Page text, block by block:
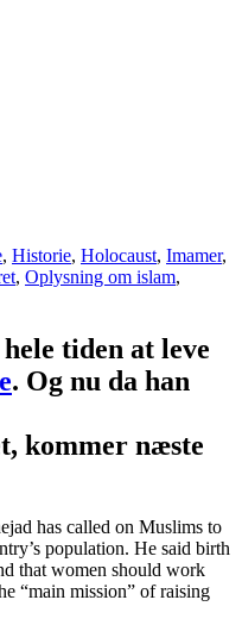
, Historie, Holocaust, Imamer,
, Oplysning om islam,
tiden at leve
. Og nu da han
kommer næste
has called on Muslims to
population. He said birth
that women should work
“main mission” of raising